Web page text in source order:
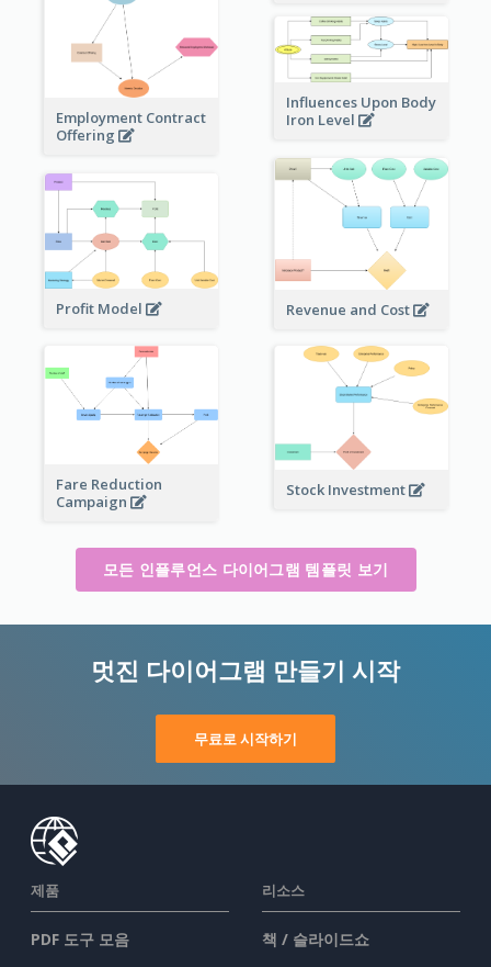
Employment Contract
Offering
Influences Upon Body
Iron Level
Revenue and Cost
Profit Model
Fare Reduction
Campaign
Stock Investment
모든 인플루언스 다이어그램 템플릿 보기
멋진 다이어그램 만들기 시작
무료로 시작하기
제품
PDF 도구 모음
리소스
책 / 슬라이드쇼